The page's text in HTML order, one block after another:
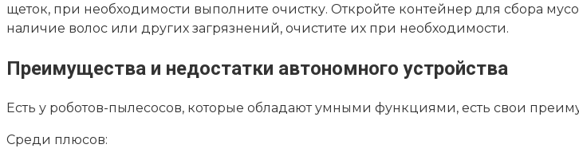
щеток, при необходимости выполните очистку. Откройте контейнер для сбора
наличие волос или других загрязнений, очистите их при необходимости.
Преимущества и недостатки автономного устройства
Есть у роботов-пылесосов, которые обладают умными функциями, есть свои
Среди плюсов: